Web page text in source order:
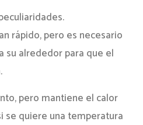
rápido, pero es necesario
su alrededor para que el
pero mantiene el calor
se quiere una temperatura